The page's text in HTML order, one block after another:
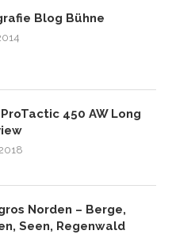
Blog Bühne
450 AW Long
Norden – Berge,
Seen, Regenwald